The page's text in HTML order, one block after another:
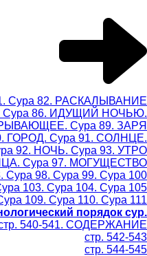
Сура 82. РАСКАЛЫВАНИЕ
Сура 86. ИДУЩИЙ НОЧЬЮ.
Сура 89. ЗАРЯ
ГОРОД. Сура 91. СОЛНЦЕ.
92. НОЧЬ. Сура 93. УТРО
Сура 97. МОГУЩЕСТВО
Сура 98. Сура 99. Сура 100
103. Сура 104. Сура 105
109. Сура 110. Сура 111
порядок сур.
540-541. СОДЕРЖАНИЕ
стр. 542-543
стр. 544-545